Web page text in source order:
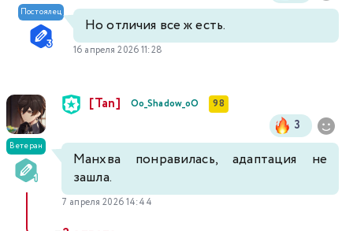
Постоялец
Но отличия все ж есть.
16 апреля 2026 11:28
Ветеран
[Tan] Оо_Shadow_оО 98
3
Манхва понравилась, адаптация не
зашла.
7 апреля 2026 14:44